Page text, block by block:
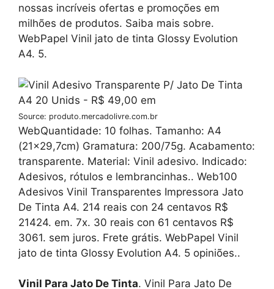
nossas incríveis ofertas e promoções em
milhões de produtos. Saiba mais sobre.
WebPapel Vinil jato de tinta Glossy Evolution
A4. 5.
Source: produto.mercadolivre.com.br
WebQuantidade: 10 folhas. Tamanho: A4
(21×29,7cm) Gramatura: 200/75g. Acabamento:
transparente. Material: Vinil adesivo. Indicado:
Adesivos, rótulos e lembrancinhas.. Web100
Adesivos Vinil Transparentes Impressora Jato
De Tinta A4. 214 reais con 24 centavos R$
21424. em. 7x. 30 reais con 61 centavos R$
3061. sem juros. Frete grátis. WebPapel Vinil
jato de tinta Glossy Evolution A4. 5 opiniões..
Vinil Para Jato De Tinta. Vinil Para Jato De